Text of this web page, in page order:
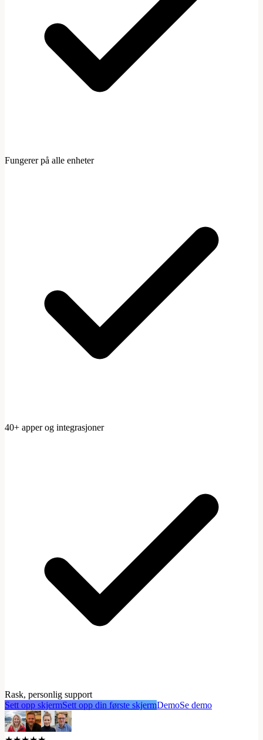
Fungerer på alle enheter
40+ apper og integrasjoner
Rask, personlig support
Sett opp skjermSett opp din første skjermDemoSe demo